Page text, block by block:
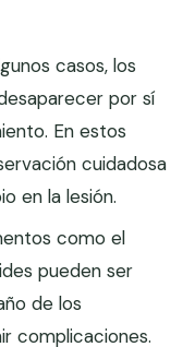
casos, los
por sí
En estos
cuidadosa
en la lesión.
como el
pueden ser
de los
complicaciones.